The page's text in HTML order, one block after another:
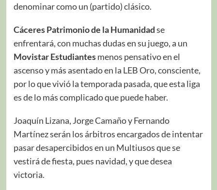
denominar como un (partido) clásico.
Cáceres Patrimonio de la Humanidadse
enfrentará, con muchas dudas en su juego, a un
Movistar Estudiantesmenos pensativo en el
ascenso y más asentado en la LEB Oro, consciente,
por lo que vivió la temporada pasada, que esta liga
es de lo más complicado que puede haber.
Joaquín Lizana, Jorge Camaño y Fernando
Martínez serán los árbitros encargados de intentar
pasar desapercibidos en un Multiusos que se
vestirá de fiesta, pues navidad, y que desea
victoria.